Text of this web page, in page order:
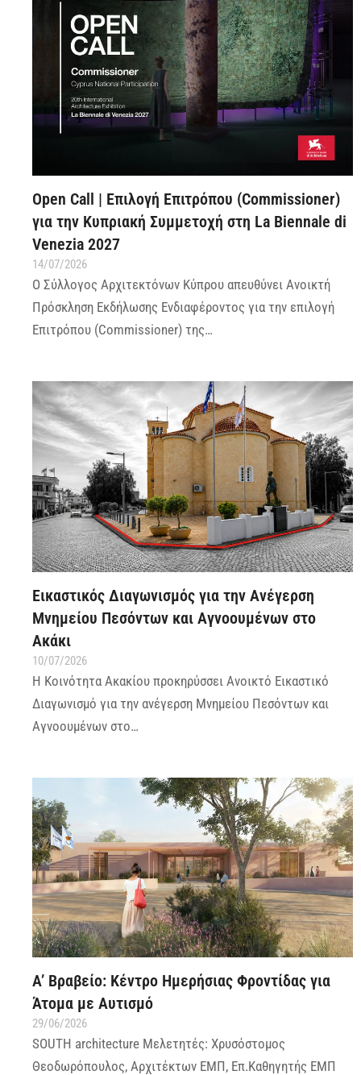
Open Call | Επιλογή Επιτρόπου (Commissioner)
για την Κυπριακή Συμμετοχή στη La Biennale di
Venezia 2027
14/07/2026
Ο Σύλλογος Αρχιτεκτόνων Κύπρου απευθύνει Ανοικτή
Πρόσκληση Εκδήλωσης Ενδιαφέροντος για την επιλογή
Επιτρόπου (Commissioner) της…
Εικαστικός Διαγωνισμός για την Ανέγερση
Μνημείου Πεσόντων και Αγνοουμένων στο
Ακάκι
10/07/2026
Η Κοινότητα Ακακίου προκηρύσσει Ανοικτό Εικαστικό
Διαγωνισμό για την ανέγερση Μνημείου Πεσόντων και
Αγνοουμένων στο…
A’ Βραβείο: Κέντρο Ημερήσιας Φροντίδας για
Άτομα με Αυτισμό
29/06/2026
SOUTH architecture Μελετητές: Χρυσόστομος
Θεοδωρόπουλος, Αρχιτέκτων ΕΜΠ, Επ.Καθηγητής ΕΜΠ